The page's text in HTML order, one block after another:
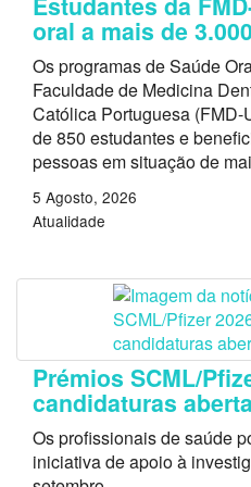
oral a mais de
Os programas de Saúde
Faculdade de Medicina
Católica Portuguesa
de 850 estudantes e
pessoas em situação de
5 Agosto, 2026
Atualidade
Prémios SCML/
candidaturas
Os profissionais de saúde
iniciativa de apoio à